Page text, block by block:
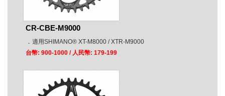
CR-CBE-M9000
． 適用SHIMANO® XT-M8000 / XTR-M9000
台幣: 900-1000 / 人民幣: 179-199